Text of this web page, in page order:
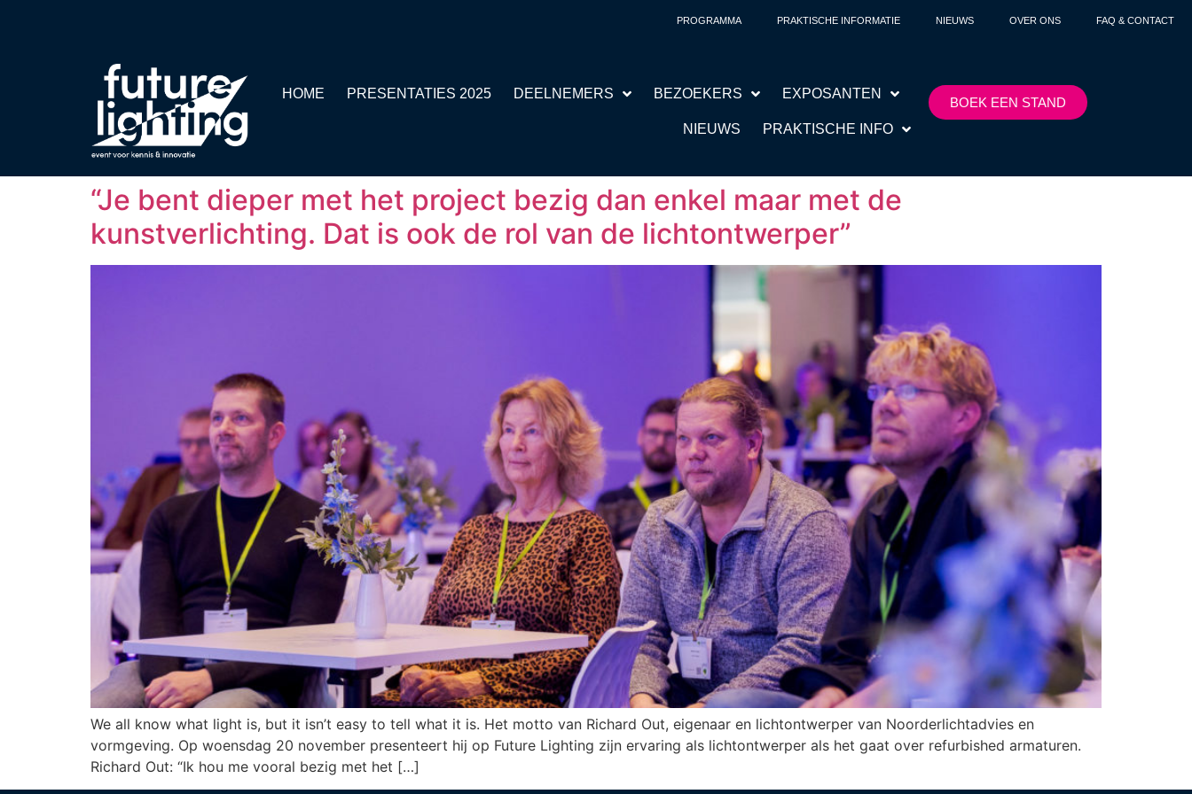
PROGRAMMA PRAKTISCHE INFORMATIE NIEUWS OVER ONS FAQ & CONTACT
HOME PRESENTATIES 2025 DEELNEMERS BEZOEKERS EXPOSANTEN
NIEUWS PRAKTISCHE INFO
BOEK EEN STAND
“Je bent dieper met het project bezig dan enkel maar met de
kunstverlichting. Dat is ook de rol van de lichtontwerper”
We all know what light is, but it isn’t easy to tell what it is. Het motto van Richard Out, eigenaar en lichtontwerper van Noorderlichtadvies en
vormgeving. Op woensdag 20 november presenteert hij op Future Lighting zijn ervaring als lichtontwerper als het gaat over refurbished armaturen.
Richard Out: “Ik hou me vooral bezig met het […]